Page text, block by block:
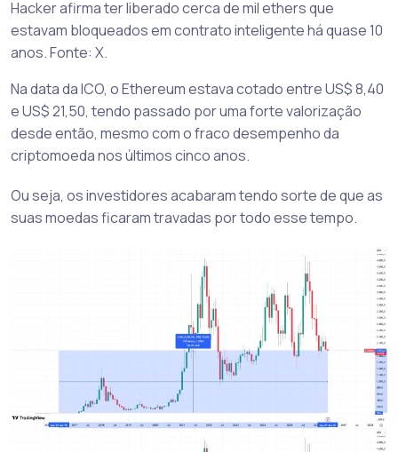
Hacker afirma ter liberado cerca de mil ethers que
estavam bloqueados em contrato inteligente há quase 10
anos. Fonte: X.
Na data da ICO, o Ethereum estava cotado entre US$ 8,40
e US$ 21,50, tendo passado por uma forte valorização
desde então, mesmo com o fraco desempenho da
criptomoeda nos últimos cinco anos.
Ou seja, os investidores acabaram tendo sorte de que as
suas moedas ficaram travadas por todo esse tempo.